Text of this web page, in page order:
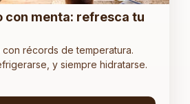
con menta: refresca tu
récords de temperatura.
y siempre hidratarse.